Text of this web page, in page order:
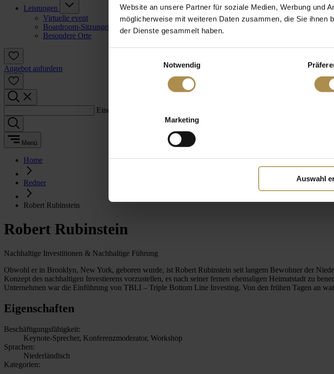
Website an unsere Partner für soziale Medien, Werbung und
möglicherweise mit weiteren Daten zusammen, die Sie ihnen
der Dienste gesammelt haben.
Notwendig
Marketing
Auswahl
Leistungen
Virtuelle event
Boardroom-Sitzungen
Besondere Orte
Angebot anfordern
Einen Suchbegriff eingeben:
Menü
Home
Redner
Robert Rubinstein
Robert Rubinstein
Nachhaltige Investitionen & Nachhaltige Führung
Obwohl er in Brooklyn, New York, geboren wurde, ist Robert Rubinstein seit langem Bewohner der
Konzept des nachhaltigen Investierens vorzustellen, es nach seiner fernen ehemaligen Heimatstadt zu
Unternehmen war die Einführung von TBLI – Triple Bottom Line Investing. Von den frühen Tagen an
Eigenschaften
Beschäftigungsfähigkeit:
Keynote-Sprecher, Konferenzmoderator, Workshop
Sprachen:
Niederländisch
Kategorien: